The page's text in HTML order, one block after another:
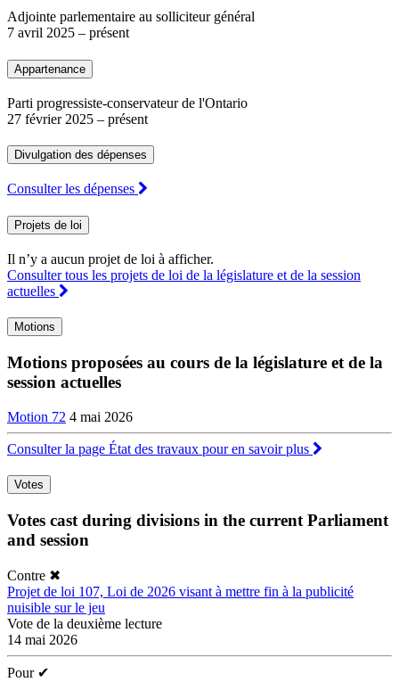
Adjointe parlementaire au solliciteur général
7 avril 2025 – présent
Appartenance
Parti progressiste-conservateur de l'Ontario
27 février 2025 – présent
Divulgation des dépenses
Consulter les dépenses
Projets de loi
Il n’y a aucun projet de loi à afficher.
Consulter tous les projets de loi de la législature et de la session
actuelles
Motions
Motions proposées au cours de la législature et de la
session actuelles
Motion 72 4 mai 2026
Consulter la page État des travaux pour en savoir plus
Votes
Votes cast during divisions in the current Parliament
and session
Contre ✖
Projet de loi 107, Loi de 2026 visant à mettre fin à la publicité
nuisible sur le jeu
Vote de la deuxième lecture
14 mai 2026
Pour ✔